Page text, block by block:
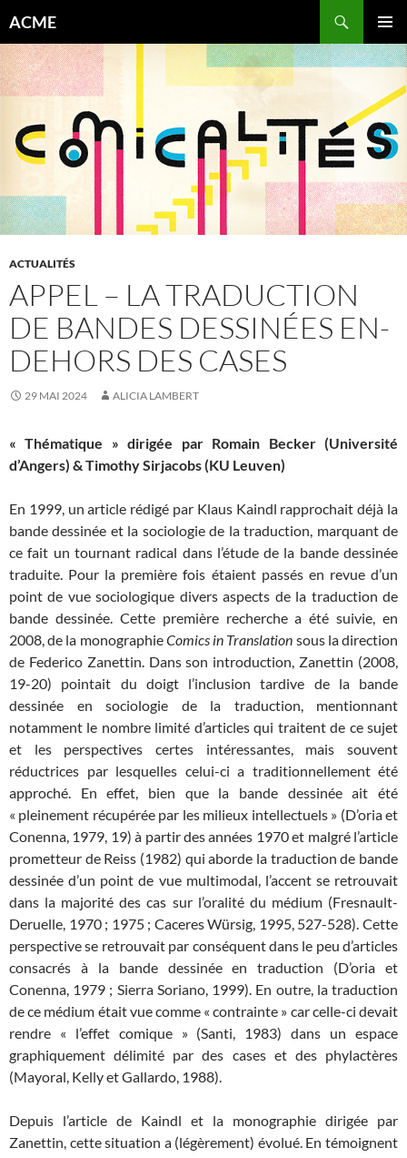
au
contenu
ACME
MENU
ACTUALITÉS
APPEL – LA TRADUCTION
DE BANDES DESSINÉES EN-
DEHORS DES CASES
29 MAI 2024 ALICIA LAMBERT
« Thématique » dirigée par Romain Becker (Université
d’Angers) & Timothy Sirjacobs (KU Leuven)
En 1999, un article rédigé par Klaus Kaindl rapprochait déjà la
bande dessinée et la sociologie de la traduction, marquant de
ce fait un tournant radical dans l’étude de la bande dessinée
traduite. Pour la première fois étaient passés en revue d’un
point de vue sociologique divers aspects de la traduction de
bande dessinée. Cette première recherche a été suivie, en
2008, de la monographieComics in Translation sous la direction
de Federico Zanettin. Dans son introduction, Zanettin (2008,
19-20) pointait du doigt l’inclusion tardive de la bande
dessinée en sociologie de la traduction, mentionnant
notamment le nombre limité d’articles qui traitent de ce sujet
et les perspectives certes intéressantes, mais souvent
réductrices par lesquelles celui-ci a traditionnellement été
approché. En effet, bien que la bande dessinée ait été
« pleinement récupérée par les milieux intellectuels » (D’oria et
Conenna, 1979, 19) à partir des années 1970 et malgré l’article
prometteur de Reiss (1982) qui aborde la traduction de bande
dessinée d’un point de vue multimodal, l’accent se retrouvait
dans la majorité des cas sur l’oralité du médium (Fresnault-
Deruelle, 1970 ; 1975 ; Caceres Würsig, 1995, 527-528). Cette
perspective se retrouvait par conséquent dans le peu d’articles
consacrés à la bande dessinée en traduction (D’oria et
Conenna, 1979 ; Sierra Soriano, 1999). En outre, la traduction
de ce médium était vue comme « contrainte » car celle-ci devait
rendre « l’effet comique » (Santi, 1983) dans un espace
graphiquement délimité par des cases et des phylactères
(Mayoral, Kelly et Gallardo, 1988).
Depuis l’article de Kaindl et la monographie dirigée par
Zanettin, cette situation a (légèrement) évolué. En témoignent